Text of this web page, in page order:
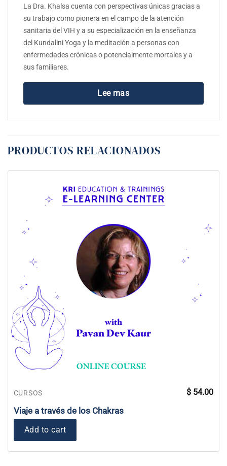
La Dra. Khalsa cuenta con perspectivas únicas gracias a
su trabajo como pionera en el campo de la atención
sanitaria del VIH y a su especialización en la enseñanza
del Kundalini Yoga y la meditación a personas con
enfermedades crónicas o potencialmente mortales y a
sus familiares.
Lee mas
PRODUCTOS RELACIONADOS
CURSOS
Viaje a través de los Chakras
$ 54.00
Add to cart